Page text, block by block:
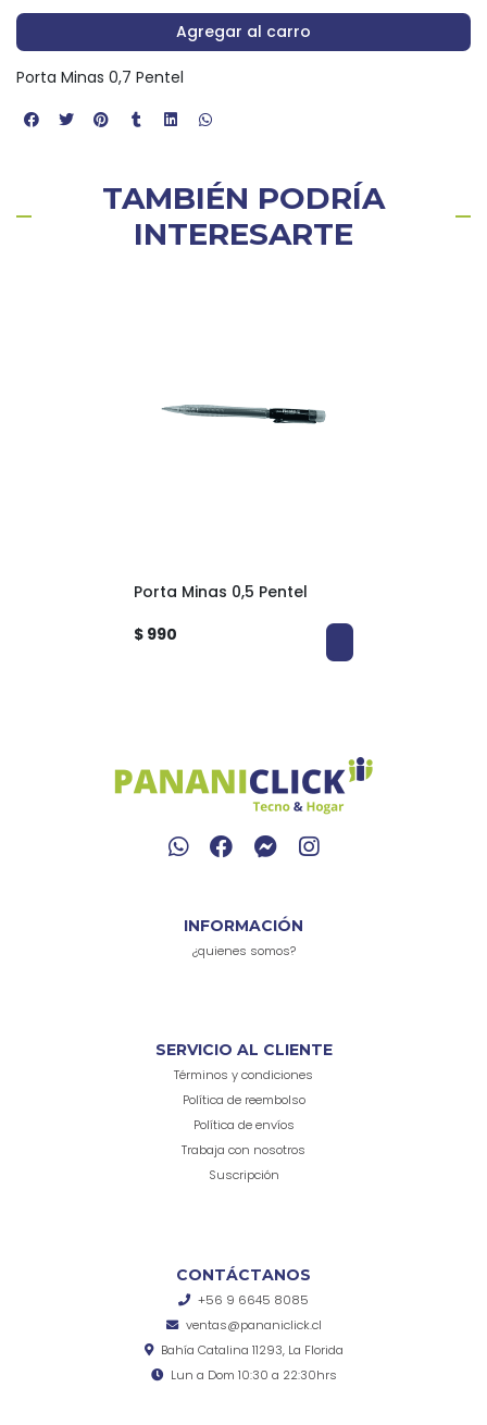
Agregar al carro
Porta Minas 0,7 Pentel
TAMBIÉN PODRÍA
INTERESARTE
Porta Minas 0,5 Pentel
$ 990
INFORMACIÓN
¿quienes somos?
SERVICIO AL CLIENTE
Términos y condiciones
Política de reembolso
Política de envíos
Trabaja con nosotros
Suscripción
CONTÁCTANOS
+56 9 6645 8085
ventas@pananiclick.cl
Bahía Catalina 11293, La Florida
Lun a Dom 10:30 a 22:30hrs